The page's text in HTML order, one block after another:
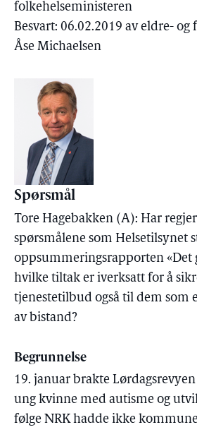
folkehelseministeren
Besvart: 06.02.2019 av eldre-
Åse Michaelsen
Spørsmål
Tore Hagebakken (A): Har
spørsmålene som Helsetilsynet
oppsummeringsrapporten «Det
hvilke tiltak er iverksatt for å
tjenestetilbud også til dem som
av bistand?
Begrunnelse
19. januar brakte
ung kvinne med autisme og
følge NRK hadde ikke